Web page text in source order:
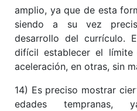
amplio, ya que de esta
siendo a su vez
desarrollo del currículo.
difícil establecer el límite
aceleración, en otras, sin
14) Es preciso mostrar
edades tempranas,